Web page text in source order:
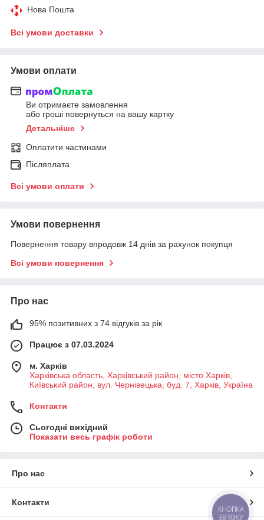
Нова Пошта
Всі умови доставки
Умови оплати
Ви отримаєте замовлення
або гроші повернуться на вашу картку
Детальніше
Оплатити частинами
Післяплата
Всі умови оплати
Умови повернення
Повернення товару впродовж 14 днів за рахунок покупця
Всі умови повернення
Про нас
95% позитивних з 74 відгуків за рік
Працює з 07.03.2024
м. Харків
Харківська область, Харківський район, місто Харків,
Київський район, вул. Чернівецька, буд. 7, Харків, Україна
Контакти
Сьогодні вихідний
Показати весь графік роботи
Про нас
Контакти
КНОПКА
ЗВ'ЯЗКУ